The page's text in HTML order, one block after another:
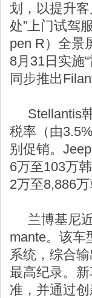
划，以提升
处”上门试驾
pen R）全景
8月31日实施
同步推出
Stellantis韩
税率（由
别促销。
6万至103万
2万至8,886万
兰博基尼近
mante。该车
系统，综合
最高纪录。
准，并通过